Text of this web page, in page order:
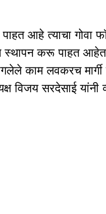
आहे त्याचा गोवा
स्थापन करू पाहत
काम लवकरच मार्गी
विजय सरदेसाई